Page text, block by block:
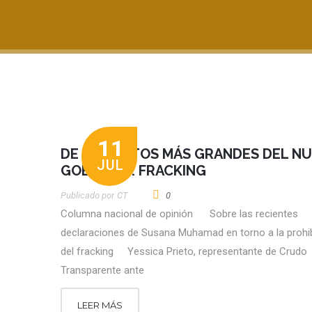
11
JUL
DE LOS RETOS MÁS GRANDES DEL
GOBIERNO: FRACKING
Publicado por CT 0
Columna nacional de opinión Sobre las recientes
declaraciones de Susana Muhamad en torno a la
del fracking Yessica Prieto, representante de Crudo
Transparente ante
LEER MÁS